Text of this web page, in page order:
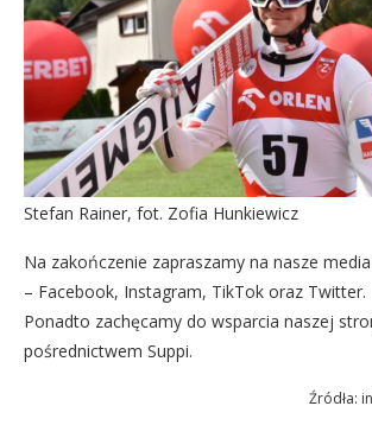
Stefan Rainer, fot. Zofia Hunkiewicz
Na zakończenie zapraszamy na nasze
– Facebook, Instagram, TikTok oraz Twitter.
Ponadto zachęcamy do wsparcia naszej
pośrednictwem Suppi.
Źródła: